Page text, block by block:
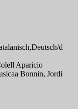
d
Aparicio
Bonnin, Jordi